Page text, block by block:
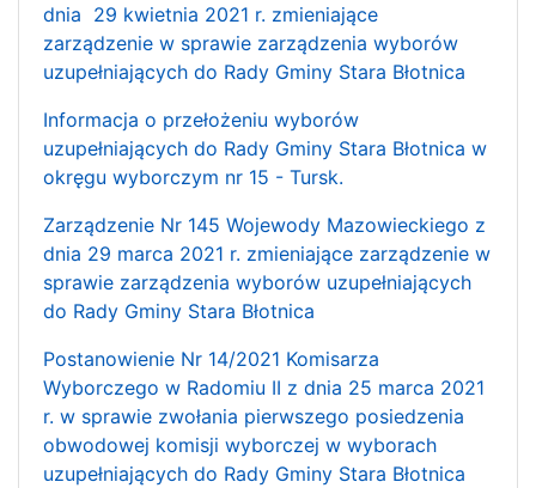
dnia 29 kwietnia 2021 r. zmieniające
zarządzenie w sprawie zarządzenia wyborów
uzupełniających do Rady Gminy Stara Błotnica
Informacja o przełożeniu wyborów
uzupełniających do Rady Gminy Stara Błotnica w
okręgu wyborczym nr 15 - Tursk.
Zarządzenie Nr 145 Wojewody Mazowieckiego z
dnia 29 marca 2021 r. zmieniające zarządzenie w
sprawie zarządzenia wyborów uzupełniających
do Rady Gminy Stara Błotnica
Postanowienie Nr 14/2021 Komisarza
Wyborczego w Radomiu II z dnia 25 marca 2021
r. w sprawie zwołania pierwszego posiedzenia
obwodowej komisji wyborczej w wyborach
uzupełniających do Rady Gminy Stara Błotnica